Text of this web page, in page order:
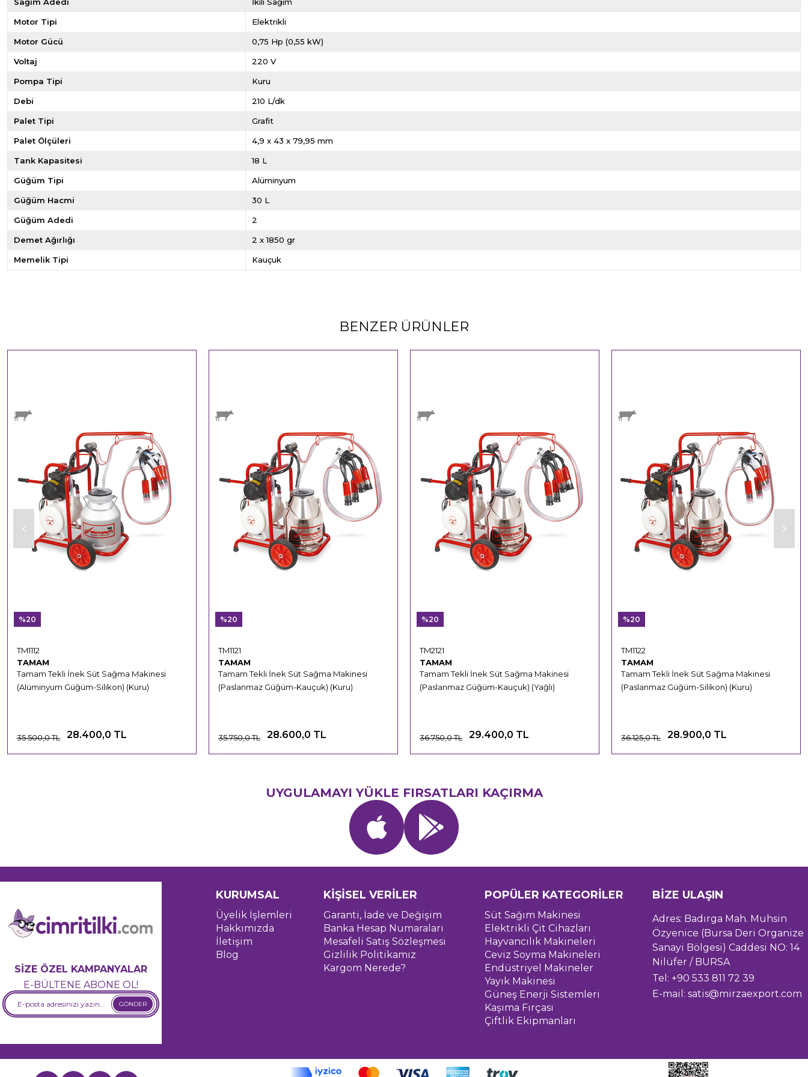
Motor Tipi Elektrikli
Motor Gücü 0,75 Hp (0,55 kW)
Voltaj 220 V
Pompa Tipi Kuru
Debi 210 L/dk
Palet Tipi Grafit
Palet Ölçüleri 4,9 x 43 x 79,95 mm
Tank Kapasitesi 18 L
Güğüm Tipi Alüminyum
Güğüm Hacmi 30 L
Güğüm Adedi 2
Demet Ağırlığı 2 x 1850 gr
Memelik Tipi Kauçuk
BENZER ÜRÜNLER
TAMAM
Tamam Tekli İnek Süt Sağma Makinesi
(Alüminyum Güğüm-Silikon) (Kuru)
TM1112
28.400,0 TL
35.500,0 TL
%20
TAMAM
Tamam Tekli İnek Süt Sağma Makinesi
(Paslanmaz Güğüm-Kauçuk) (Kuru)
TM1121
28.600,0 TL
35.750,0 TL
%20
TAMAM
Tamam Tekli İnek Süt Sağma Makinesi
(Paslanmaz Güğüm-Kauçuk) (Yağlı)
TM2121
29.400,0 TL
36.750,0 TL
%20
TAMAM
Tamam Tekli İnek Süt Sağma Makinesi
(Paslanmaz Güğüm-Silikon) (Kuru)
TM1122
28.900,0 TL
36.125,0 TL
%20
UYGULAMAYI YÜKLE FIRSATLARI KAÇIRMA
SİZE ÖZEL KAMPANYALAR
E-BÜLTENE ABONE OL!
GÖNDER
KURUMSAL
Üyelik İşlemleri
Hakkımızda
İletişim
Blog
KİŞİSEL VERİLER
Garanti, İade ve Değişim
Banka Hesap Numaraları
Mesafeli Satış Sözleşmesi
Gizlilik Politikamız
Kargom Nerede?
POPÜLER KATEGORİLER
Süt Sağım Makinesi
Elektrikli Çit Cihazları
Hayvancılık Makineleri
Ceviz Soyma Makineleri
Endüstriyel Makineler
Yayık Makinesi
Güneş Enerji Sistemleri
Kaşıma Fırçası
Çiftlik Ekipmanları
BİZE ULAŞIN
Adres: Badırga Mah. Muhsin
Özyenice (Bursa Deri Organize
Sanayi Bölgesi) Caddesi NO: 14
Nilüfer / BURSA
Tel: +90 533 811 72 39
E-mail:satis@mirzaexport.com